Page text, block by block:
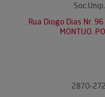
Rua Diogo Dias Nr.
MONTIJO.
2870-